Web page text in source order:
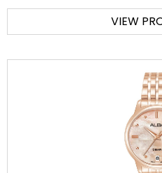
VIEW